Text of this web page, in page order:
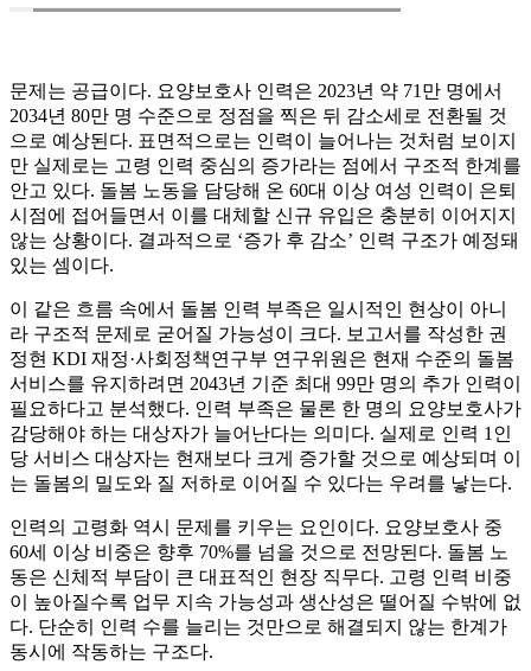
문제는 공급이다. 요양보호사 인력은 2023년 약 71만 명에서
2034년 80만 명 수준으로 정점을 찍은 뒤 감소세로 전환될 것
으로 예상된다. 표면적으로는 인력이 늘어나는 것처럼 보이지
만 실제로는 고령 인력 중심의 증가라는 점에서 구조적 한계를
안고 있다. 돌봄 노동을 담당해 온 60대 이상 여성 인력이 은퇴
시점에 접어들면서 이를 대체할 신규 유입은 충분히 이어지지
않는 상황이다. 결과적으로 ‘증가 후 감소’ 인력 구조가 예정돼
있는 셈이다.
이 같은 흐름 속에서 돌봄 인력 부족은 일시적인 현상이 아니
라 구조적 문제로 굳어질 가능성이 크다. 보고서를 작성한 권
정현 KDI 재정·사회정책연구부 연구위원은 현재 수준의 돌봄
서비스를 유지하려면 2043년 기준 최대 99만 명의 추가 인력이
필요하다고 분석했다. 인력 부족은 물론 한 명의 요양보호사가
감당해야 하는 대상자가 늘어난다는 의미다. 실제로 인력 1인
당 서비스 대상자는 현재보다 크게 증가할 것으로 예상되며 이
는 돌봄의 밀도와 질 저하로 이어질 수 있다는 우려를 낳는다.
인력의 고령화 역시 문제를 키우는 요인이다. 요양보호사 중
60세 이상 비중은 향후 70%를 넘을 것으로 전망된다. 돌봄 노
동은 신체적 부담이 큰 대표적인 현장 직무다. 고령 인력 비중
이 높아질수록 업무 지속 가능성과 생산성은 떨어질 수밖에 없
다. 단순히 인력 수를 늘리는 것만으로 해결되지 않는 한계가
동시에 작동하는 구조다.